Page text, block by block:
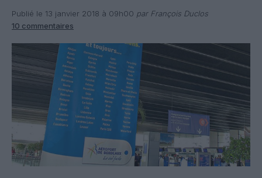
Publié le 13 janvier 2018 à 09h00 par François Duclos
10 commentaires